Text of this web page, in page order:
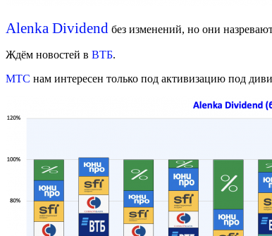
Alenka Dividend без изменений, но они
Ждём новостей в ВТБ.
МТС нам интересен только под активизацию под